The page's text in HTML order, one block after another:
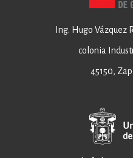
Ing. Hugo Vázquez
colonia
45150,